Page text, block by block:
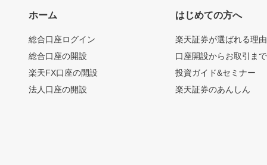
ホーム
総合口座ログイン
総合口座の開設
楽天FX口座の開設
法人口座の開設
はじめての方へ
楽天証券が選ばれる理由
口座開設からお取引ま
投資ガイド&セミナー
楽天証券のあんしん